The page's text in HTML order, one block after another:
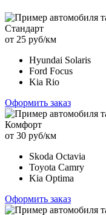
Стандарт
от 25 руб/км
Hyundai Solaris
Ford Focus
Kia Rio
Оформить заказ
Комфорт
от 30 руб/км
Skoda Octavia
Toyota Camry
Kia Optima
Оформить заказ